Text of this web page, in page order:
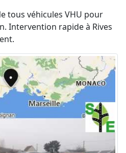
tous véhicules VHU pour
Intervention rapide à Rives